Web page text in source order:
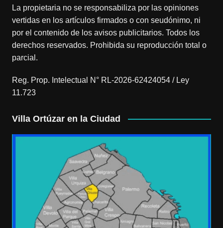
La propietaria no se responsabiliza por las opiniones
vertidas en los artículos firmados o con seudónimo, ni
por el contenido de los avisos publicitarios. Todos los
derechos reservados. Prohibida su reproducción total o
parcial.
Reg. Prop. Intelectual N° RL-2026-62424054 / Ley
11.723
Villa Ortúzar en la Ciudad